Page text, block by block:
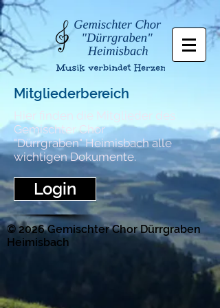
Mitgliederbereich
Hier finden die Mitglieder des
Gemischter Chor
"Dürrgraben" Heimisbach alle
wichtigen Dokumente.
Login
© 2026 Gemischter Chor Dürrgraben
Heimisbach